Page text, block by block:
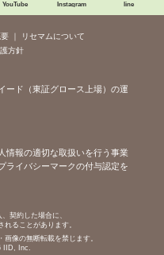
YouTube Instagram line
リセマムについて
方針
ード（東証グロース上場）の運
情報の適切な取扱いを行う事業
ライバシーマークの付与認定を
契約した場合に、
ることがあります。
像の無断転載を禁じます。
IID, Inc.